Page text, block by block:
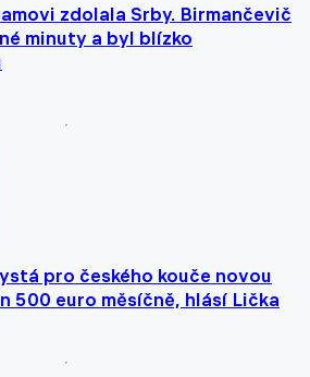
zdolala Srby. Birmančevič
minuty a byl blízko
pro českého kouče novou
500 euro měsíčně, hlásí Lička